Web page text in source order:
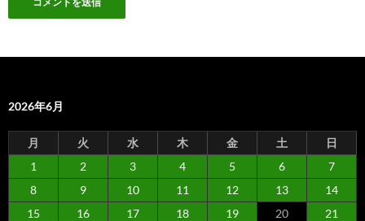
2026年6月
月 火 水 木 金 土
日
1
2 3 4 5 6
7
8
9 10 11 12 13
14
15
16 17 18 19 20
21